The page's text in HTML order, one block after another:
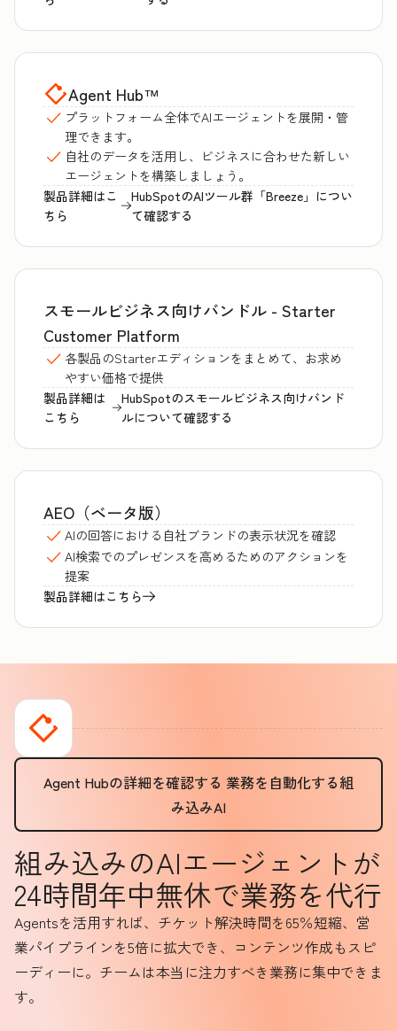
Agent Hub™
プラットフォーム全体でAIエージェントを展開・管
理できます。
自社のデータを活用し、ビジネスに合わせた新しい
エージェントを構築しましょう。
製品詳細はこ
ちら
HubSpotのAIツール群「Breeze」につい
て確認する
スモールビジネス向けバンドル - Starter
Customer Platform
各製品のStarterエディションをまとめて、お求め
やすい価格で提供
製品詳細は
こちら
HubSpotのスモールビジネス向けバンド
ルについて確認する
AEO（ベータ版）
AIの回答における自社ブランドの表示状況を確認
AI検索でのプレゼンスを高めるためのアクションを
提案
製品詳細はこちら
Agent Hubの詳細を確認する 業務を自動化する組
み込みAI
組み込みのAIエージェントが
24時間年中無休で業務を代行
Agentsを活用すれば、チケット解決時間を65％短縮、営
業パイプラインを5倍に拡大でき、コンテンツ作成もスピ
ーディーに。チームは本当に注力すべき業務に集中できま
す。